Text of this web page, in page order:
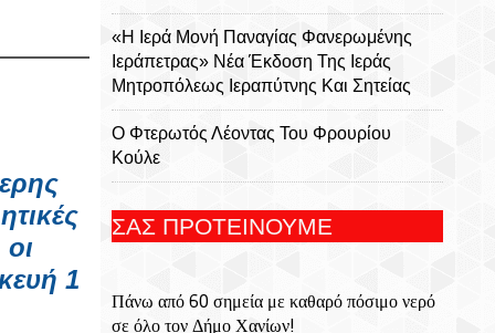
1
«Η Ιερά Μονή Παναγίας Φανερωμένης
Ιεράπετρας» Νέα Έκδοση Της Ιεράς
Μητροπόλεως Ιεραπύτνης Και Σητείας
Ο Φτερωτός Λέοντας Του Φρουρίου
Κούλε
Εμβληματικής Μονής, Του Χριστόφορου
Του Ριζαρείου Ιδρύματος
ΣΑΣ ΠΡΟΤΕΙΝΟΥΜΕ
Πάνω από 60 σημεία με καθαρό πόσιμο νερό
σε όλο τον Δήμο Χανίων!